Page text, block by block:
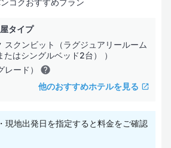
タイプ
スクンビット（ラグジュアリールーム
たはシングルベッド2台） ）
レード）
他のおすすめホテルを見る
現地出発日を指定すると料金をご確認